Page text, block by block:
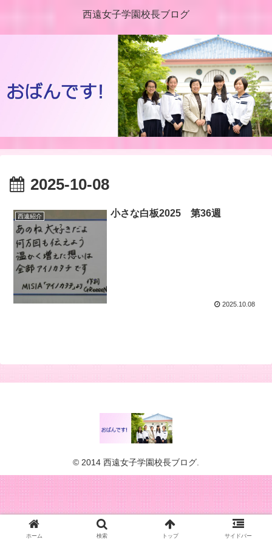
西遠女子学園校長ブログ
2025-10-08
西遠紹介 小さな白板2025 第36週
2025.10.08
© 2014 西遠女子学園校長ブログ.
ホーム 検索 トップ サイドバー